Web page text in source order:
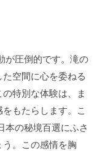
が圧倒的です。滝の
空間に心を委ねる
特別な体験は、ま
もたらします。こ
本の秘境百選にふさ
。この感情を胸